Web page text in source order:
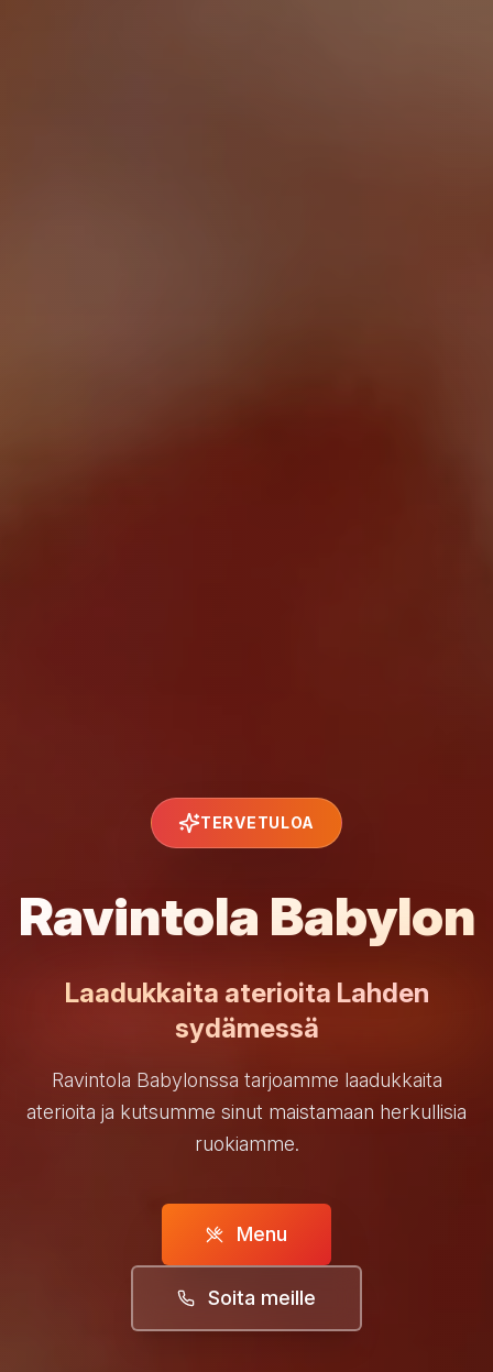
TERVETULOA
Ravintola Babylon
Laadukkaita aterioita Lahden
sydämessä
Ravintola Babylonssa tarjoamme laadukkaita
aterioita ja kutsumme sinut maistamaan herkullisia
ruokiamme.
Menu
Soita meille